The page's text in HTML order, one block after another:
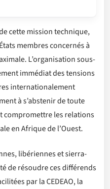
cette mission technique,
membres concernés à
L’organisation sous-
immédiat des tensions
internationalement
à s’abstenir de toute
les relations
en Afrique de l’Ouest.
libériennes et sierra-
de résoudre ces différends
par la CEDEAO, la